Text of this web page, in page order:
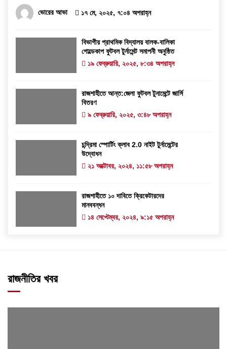
ভোরের আভা ১৭ মে, ২০২৫, ৭:০৪ অপরাহ্ন
বিভাগীয় প্রাথমিক বিদ্যালয় বালক-বালিকা
গোল্ডেকাপ ফুটবল টুর্নামেন্ট সমাপনী অনুষ্ঠিত
১৯ ফেব্রুয়ারি, ২০২৫, ৮:৩৪ অপরাহ্ন
রাজশাহীতে আন্ত:জেলা ফুটবল টুনামেন্টে জার্সি
বিতরণ
৯ ফেব্রুয়ারি, ২০২৫, ৩:৪৮ অপরাহ্ন
চন্দ্রিমা স্পোর্টিং ক্লাব 2.0 নাইট টুর্নামেন্টের
উদ্বোধন
২১ অক্টোবর, ২০২৪, ১১:৫৮ অপরাহ্ন
রাজশাহীতে ১০ দাবিতে ক্রিকেটারদের
মানববন্ধন
১৪ সেপ্টেম্বর, ২০২৪, ৯:১৫ অপরাহ্ন
রাজনীতির খবর